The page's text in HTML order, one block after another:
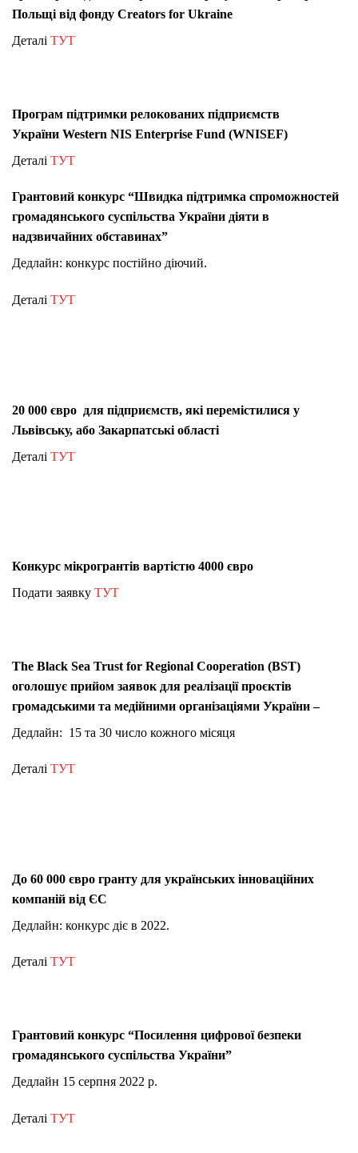
Польщі від фонду Creators for Ukraine
Деталі ТУТ
Програм підтримки релокованих підприємств
України Western NIS Enterprise Fund (WNISEF)
Деталі ТУТ
Грантовий конкурс “Швидка підтримка спроможностей
громадянського суспільства України діяти в
надзвичайних обставинах”
Дедлайн: конкурс постійно діючий.
Деталі ТУТ
20 000 євро для підприємств, які перемістилися у
Львівську, або Закарпатські області
Деталі ТУТ
Конкурс мікрогрантів вартістю 4000 євро
Подати заявку ТУТ
The Black Sea Trust for Regional Cooperation (BST)
оголошує прийом заявок для реалізації проєктів
громадськими та медійними організаціями України –
Дедлайн: 15 та 30 число кожного місяця
Деталі ТУТ
До 60 000 євро гранту для українських інноваційних
компаній від ЄС
Дедлайн: конкурс діє в 2022.
Деталі ТУТ
Грантовий конкурс “Посилення цифрової безпеки
громадянського суспільства України”
Дедлайн 15 серпня 2022 р.
Деталі ТУТ